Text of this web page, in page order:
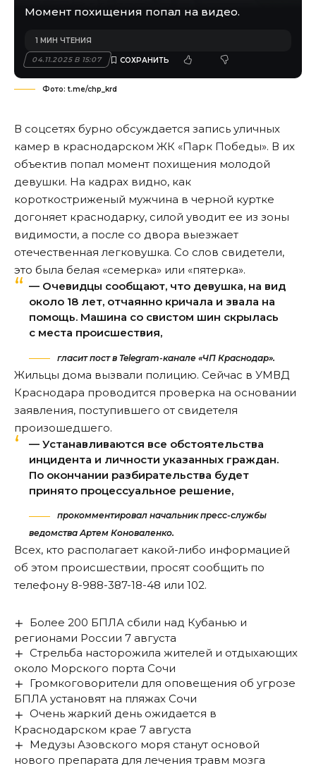
Момент похищения попал на видео.
04.11.2025 В 15:07
1 МИН ЧТЕНИЯ
Фото: t.me/chp_krd
В соцсетях бурно обсуждается запись уличных
камер в краснодарском ЖК «Парк Победы». В их
объектив попал момент похищения молодой
девушки. На кадрах видно, как
короткостриженый мужчина в черной куртке
догоняет краснодарку, силой уводит ее из зоны
видимости, а после со двора выезжает
отечественная легковушка. Со слов свидетели,
это была белая «семерка» или «пятерка».
— Очевидцы сообщают, что девушка, на вид
около 18 лет, отчаянно кричала и звала на
помощь. Машина со свистом шин скрылась
с места происшествия,
гласит пост в Telegram-канале «ЧП Краснодар».
Жильцы дома вызвали полицию. Сейчас в УМВД
Краснодара проводится проверка на основании
заявления, поступившего от свидетеля
произошедшего.
— Устанавливаются все обстоятельства
инцидента и личности указанных граждан.
По окончании разбирательства будет
принято процессуальное решение,
прокомментировал начальник пресс-службы
ведомства Артем Коноваленко.
Всех, кто располагает какой-либо информацией
об этом происшествии, просят сообщить по
телефону 8-988-387-18-48 или 102.
Более 200 БПЛА сбили над Кубанью и
регионами России 7 августа
Стрельба насторожила жителей и отдыхающих
около Морского порта Сочи
Громкоговорители для оповещения об угрозе
БПЛА установят на пляжах Сочи
Очень жаркий день ожидается в
Краснодарском крае 7 августа
Медузы Азовского моря станут основой
нового препарата для лечения травм мозга